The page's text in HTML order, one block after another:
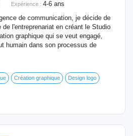
Expérience : 4-6 ans
de communication, je décide de
l'entreprenariat en créant le Studio
graphique qui se veut engagé,
humain dans son processus de
Création graphique Design logo